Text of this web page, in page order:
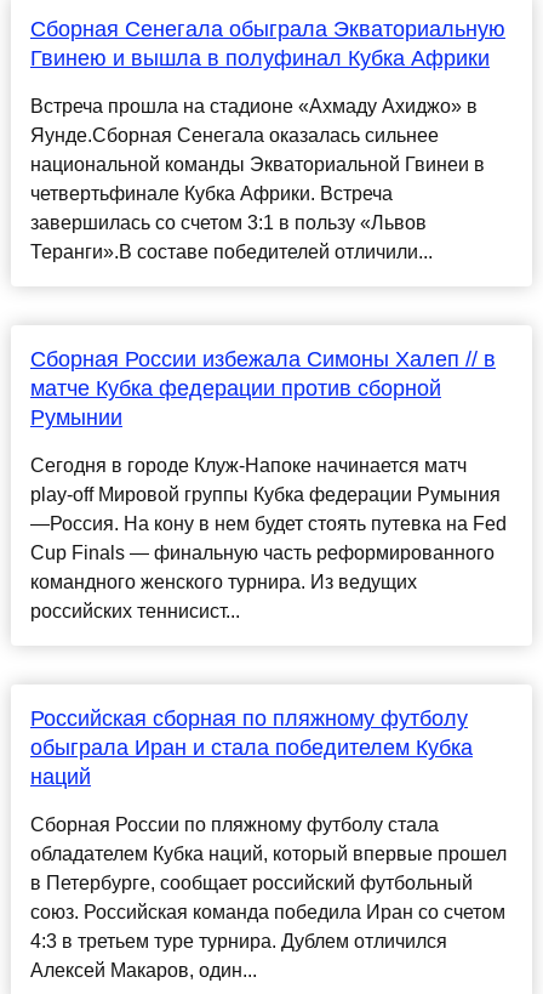
Сборная Сенегала обыграла Экваториальную
Гвинею и вышла в полуфинал Кубка Африки
Встреча прошла на стадионе «Ахмаду Ахиджо» в
Яунде.Сборная Сенегала оказалась сильнее
национальной команды Экваториальной Гвинеи в
четвертьфинале Кубка Африки. Встреча
завершилась со счетом 3:1 в пользу «Львов
Теранги».В составе победителей отличили...
Сборная России избежала Симоны Халеп // в
матче Кубка федерации против сборной
Румынии
Сегодня в городе Клуж-Напоке начинается матч
play-off Мировой группы Кубка федерации Румыния
—Россия. На кону в нем будет стоять путевка на Fed
Cup Finals — финальную часть реформированного
командного женского турнира. Из ведущих
российских теннисист...
Российская сборная по пляжному футболу
обыграла Иран и стала победителем Кубка
наций
Сборная России по пляжному футболу стала
обладателем Кубка наций, который впервые прошел
в Петербурге, сообщает российский футбольный
союз. Российская команда победила Иран со счетом
4:3 в третьем туре турнира. Дублем отличился
Алексей Макаров, один...